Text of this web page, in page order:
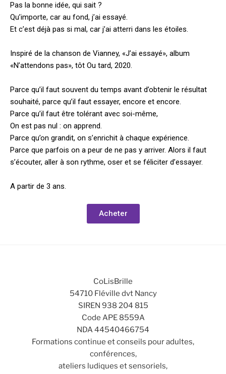
Pas la bonne idée, qui sait ?
Qu’importe, car au fond, j’ai essayé.
Et c’est déjà pas si mal, car j’ai atterri dans les étoiles.
Inspiré de la chanson de Vianney, «J’ai essayé», album
«N’attendons pas», tôt Ou tard, 2020.
Parce qu’il faut souvent du temps avant d’obtenir le résultat
souhaité, parce qu’il faut essayer, encore et encore.
Parce qu’il faut être tolérant avec soi-même,
On est pas nul : on apprend.
Parce qu’on grandit, on s’enrichit à chaque expérience.
Parce que parfois on a peur de ne pas y arriver. Alors il faut
s’écouter, aller à son rythme, oser et se féliciter d’essayer.
A partir de 3 ans.
Acheter
CoLisBrille
54710 Fléville dvt Nancy
SIREN 938 204 815
Code APE 8559A
NDA 44540466754
Formations continue et conseils pour adultes,
conférences,
ateliers ludiques et sensoriels,